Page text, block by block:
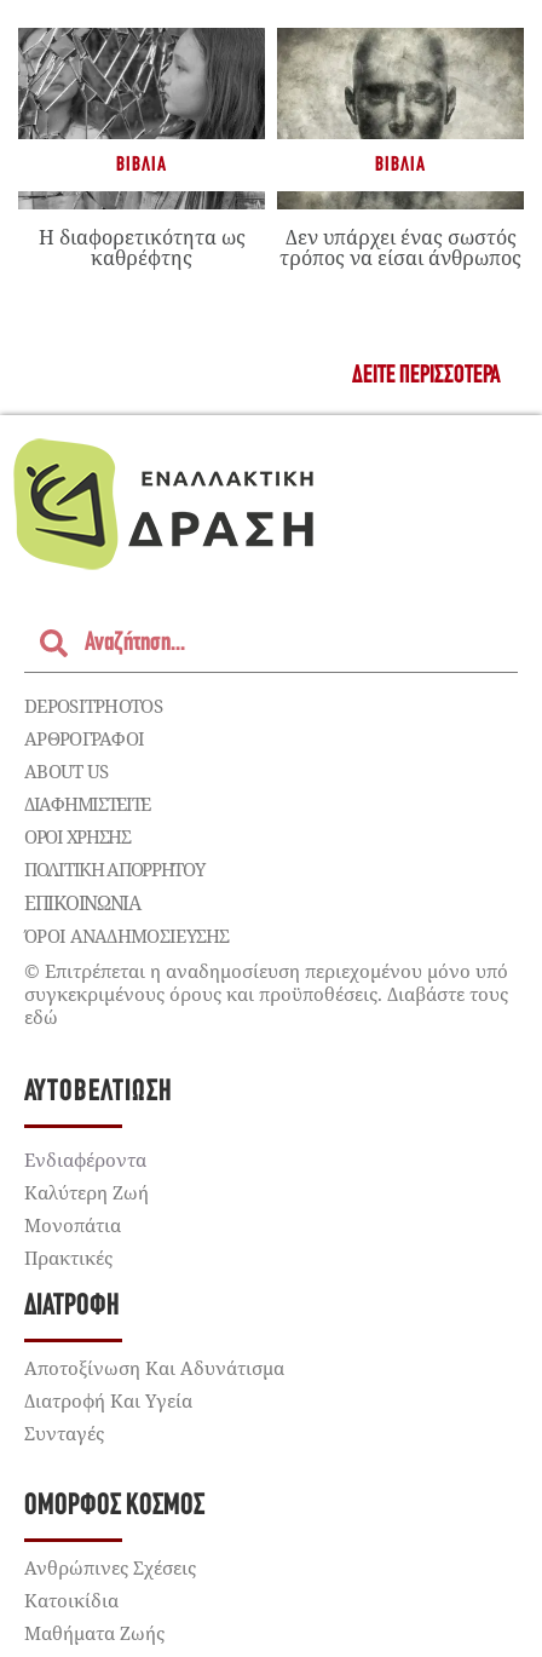
ΒΙΒΛΊΑ
Η διαφορετικότητα ως
καθρέφτης
ΒΙΒΛΊΑ
Δεν υπάρχει ένας σωστός
τρόπος να είσαι άνθρωπος
ΔΕΊΤΕ ΠΕΡΙΣΣΌΤΕΡΑ
DEPOSITPHOTOS
ΑΡΘΡΟΓΡΑΦΟΙ
ABOUT US
ΔΙΑΦΗΜΙΣΤΕΊΤΕ
ΌΡΟΙ ΧΡΉΣΗΣ
ΠΟΛΙΤΙΚΉ ΑΠΟΡΡΉΤΟΥ
ΕΠΙΚΟΙΝΩΝΊΑ
ΌΡΟΙ ΑΝΑΔΗΜΟΣΙΕΥΣΗΣ
© Επιτρέπεται η αναδημοσίευση περιεχομένου μόνο υπό
συγκεκριμένους όρους και προϋποθέσεις. Διαβάστε τους
εδώ
ΑΥΤΟΒΕΛΤΊΩΣΗ
Ενδιαφέροντα
Καλύτερη Ζωή
Μονοπάτια
Πρακτικές
ΔΙΑΤΡΟΦΉ
Αποτοξίνωση Και Αδυνάτισμα
Διατροφή Και Υγεία
Συνταγές
ΌΜΟΡΦΟΣ ΚΌΣΜΟΣ
Ανθρώπινες Σχέσεις
Κατοικίδια
Μαθήματα Ζωής